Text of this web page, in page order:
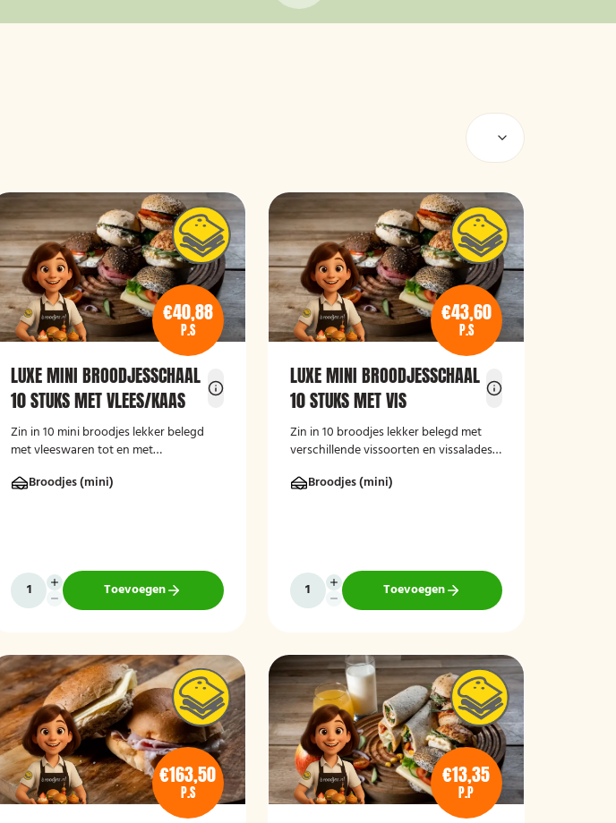
€40,88
P.S
LUXE MINI BROODJESSCHAAL
10 STUKS MET VLEES/KAAS
Zin in 10 mini broodjes lekker belegd
met vleeswaren tot en met
deze luxe broodschaal 10 stuks!
Broodjes (mini)
Toevoegen
€43,60
P.S
LUXE MINI BROODJESSCHAAL
10 STUKS MET VIS
Zin in 10 broodjes lekker belegd met
verschillende vissoorten en vissalades?
stuks!Broodjes (mini)
Toevoegen
€163,50
P.S
€13,35
P.P